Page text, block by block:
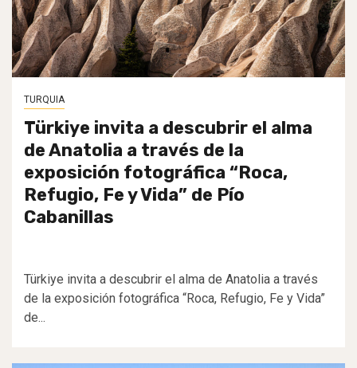
TURQUIA
Türkiye invita a descubrir el alma
de Anatolia a través de la
exposición fotográfica “Roca,
Refugio, Fe y Vida” de Pío
Cabanillas
Türkiye invita a descubrir el alma de Anatolia a través
de la exposición fotográfica “Roca, Refugio, Fe y Vida”
de...